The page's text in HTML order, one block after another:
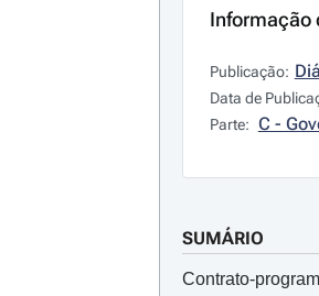
Informação
Publicação:
Data de
Parte: C -
SUMÁRIO
Contrato-